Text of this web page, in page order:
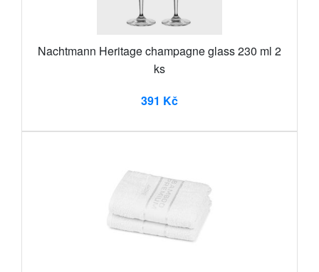
Nachtmann Heritage champagne glass 230 ml 2
ks
391 Kč